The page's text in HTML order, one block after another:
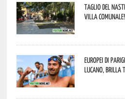
Taglio del
Villa
Europei di
lucano, brilla